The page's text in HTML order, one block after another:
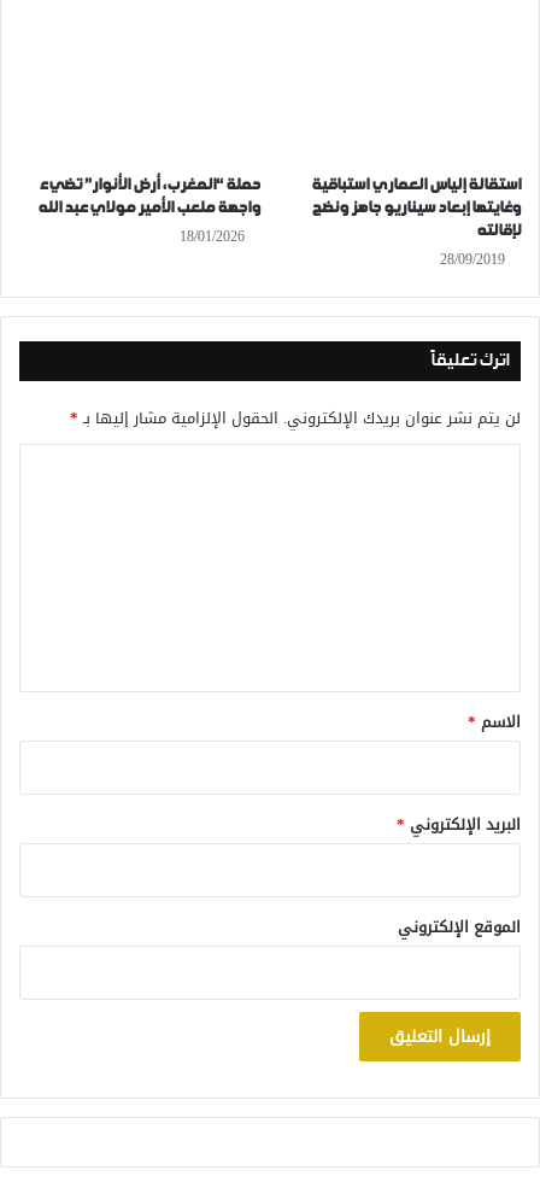
استقالة إلياس العماري استباقية
وغايتها إبعاد سيناريو جاهز ونضج
لإقالته
28/09/2019
حملة “المغرب، أرض الأنوار” تضيء
واجهة ملعب الأمير مولاي عبد الله
18/01/2026
اترك تعليقاً
لن يتم نشر عنوان بريدك الإلكتروني. الحقول الإلزامية مشار إليها بـ*
*
الاسم *
البريد الإلكتروني *
الموقع الإلكتروني